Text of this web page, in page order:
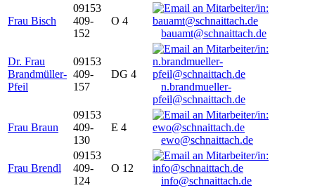
Frau Bisch
09153
409-
152
O 4
bauamt@schnaittach.de
Dr. Frau
Brandmüller-
Pfeil
09153
409-
157
DG 4
n.brandmueller-
pfeil@schnaittach.de
Frau Braun
09153
409-
130
E 4
ewo@schnaittach.de
Frau Brendl
09153
409-
124
O 12
info@schnaittach.de